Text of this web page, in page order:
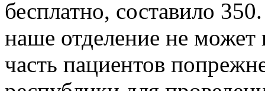
бесплатно, составило
наше отделение не
часть пациентов